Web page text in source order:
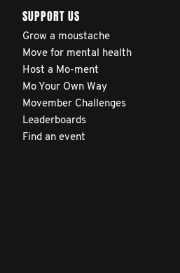
SUPPORT US
Grow a moustache
Move for mental health
Host a Mo-ment
Mo Your Own Way
Movember Challenges
Leaderboards
Find an event